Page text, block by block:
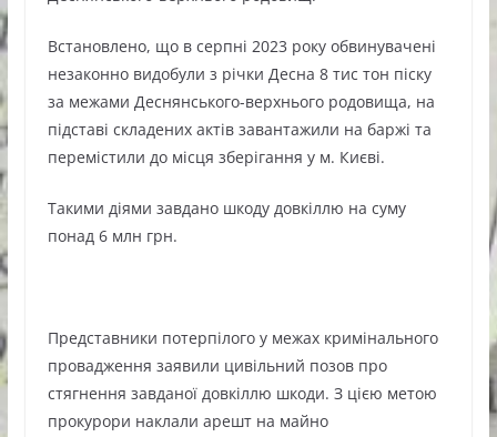
Встановлено, що в серпні 2023 року обвинувачені
незаконно видобули з річки Десна 8 тис тон піску
за межами Деснянського-верхнього родовища, на
підставі складених актів завантажили на баржі та
перемістили до місця зберігання у м. Києві.
Такими діями завдано шкоду довкіллю на суму
понад 6 млн грн.
Представники потерпілого у межах кримінального
провадження заявили цивільний позов про
стягнення завданої довкіллю шкоди. З цією метою
прокурори наклали арешт на майно